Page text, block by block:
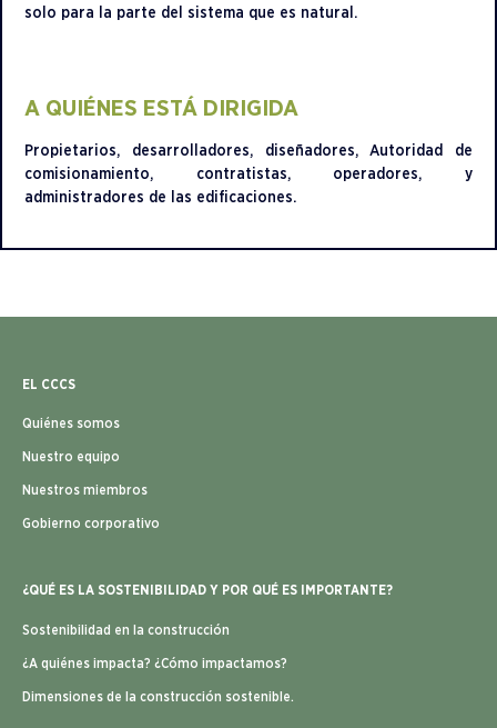
solo para la parte del sistema que es natural.
A QUIÉNES ESTÁ DIRIGIDA
Propietarios, desarrolladores, diseñadores, Autoridad de
comisionamiento, contratistas, operadores, y
administradores de las edificaciones.
EL CCCS
Quiénes somos
Nuestro equipo
Nuestros miembros
Gobierno corporativo
¿QUÉ ES LA SOSTENIBILIDAD Y POR QUÉ ES IMPORTANTE?
Sostenibilidad en la construcción
¿A quiénes impacta? ¿Cómo impactamos?
Dimensiones de la construcción sostenible.